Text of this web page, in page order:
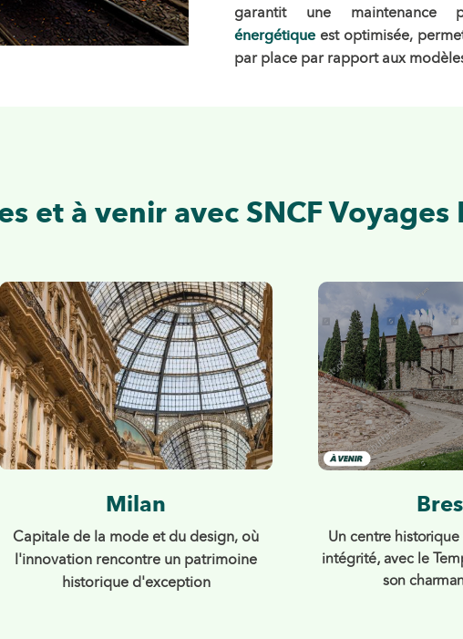
garantit une maintenance
énergétique est optimisée,
par place par rapport aux
et à venir avec SNCF Voyages
Milan
Capitale de la mode et du design, où
l'innovation rencontre un patrimoine
historique d'exception
Un centre
intégrité, avec le
son